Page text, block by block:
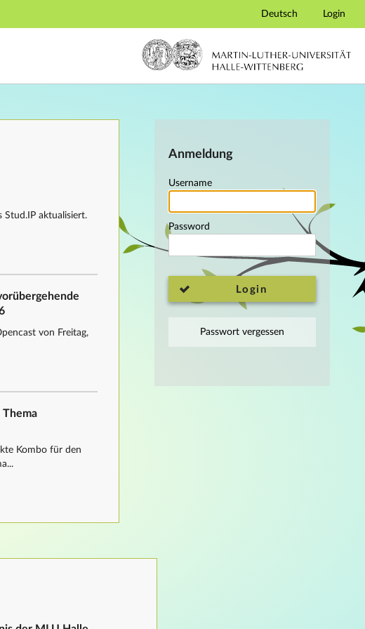
Deutsch Login
Anmeldung
Username
Password
Login
Passwort vergessen
Stud.IP aktualisiert.
von Freitag,
Kombo für den